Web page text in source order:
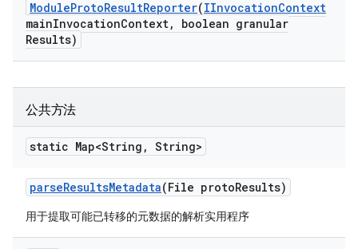
ModuleProtoResultReporter(IInvocationContext
mainInvocationContext,
boolean granular
Results)
公共方法
static Map<String , String>
parseResultsMetadata(File protoResults)
用于提取可能已转移的元数据的解析实用程序